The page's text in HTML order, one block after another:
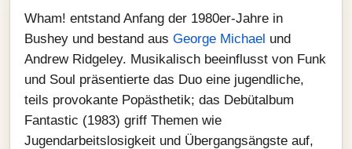
Wham! entstand Anfang der 1980er-Jahre in
Bushey und bestand aus George Michael und
Andrew Ridgeley. Musikalisch beeinflusst von Funk
und Soul präsentierte das Duo eine jugendliche,
teils provokante Popästhetik; das Debütalbum
Fantastic (1983) griff Themen wie
Jugendarbeitslosigkeit und Übergangsängste auf,